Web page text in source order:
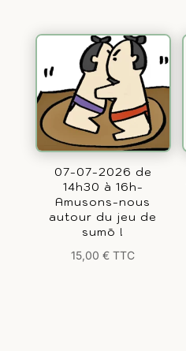
07-07-2026 de
14h30 à 16h-
Amusons-nous
autour du jeu de
sumō !
15,00€ TTC